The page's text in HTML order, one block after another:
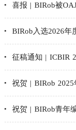
喜报 | BIRob被
BIRob入选2026年度华
征稿通知 | ICBIR
祝贺 | BIRob
祝贺 | BIRob青年